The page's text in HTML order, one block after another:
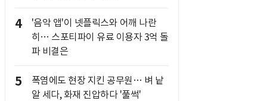
4
'음악 앱'이 넷플릭스와 어깨 나란
히… 스포티파이 유료 이용자 3억 돌
파 비결은
5
폭염에도 현장 지킨 공무원… 벼 낱
알 세다, 화재 진압하다 '풀썩'